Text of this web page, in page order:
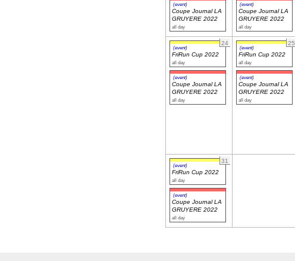
(event)
Coupe Journal LA
GRUYERE 2022
all day
(event)
Coupe Journal LA
GRUYERE 2022
all day
24
(event)
FriRun Cup 2022
all day
(event)
Coupe Journal LA
GRUYERE 2022
all day
25
(event)
FriRun Cup 2022
all day
(event)
Coupe Journal LA
GRUYERE 2022
all day
31
(event)
FriRun Cup 2022
all day
(event)
Coupe Journal LA
GRUYERE 2022
all day